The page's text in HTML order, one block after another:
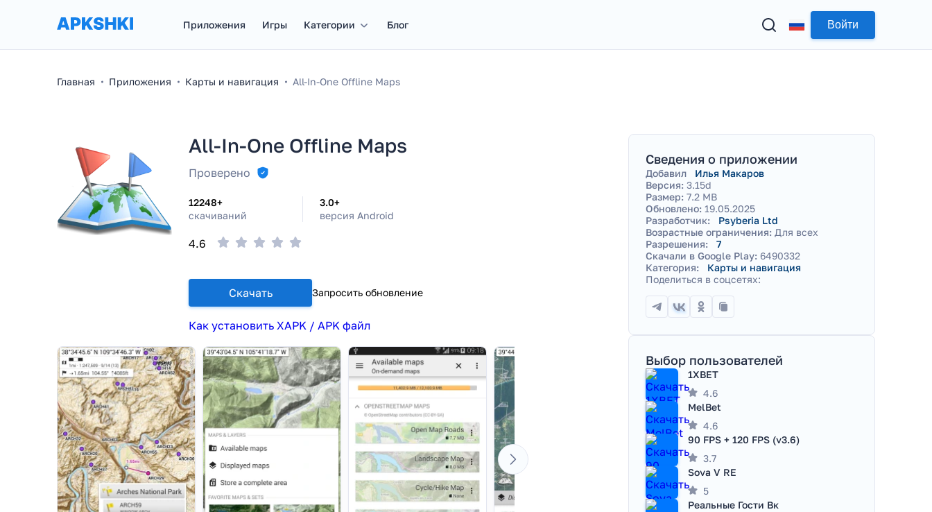
Приложения Игры Категории Блог Войти
Главная Приложения Карты и навигация All-In-One Offline Maps
All-In-One Offline Maps
Проверено
12248+
скачиваний
3.0+
версия Android
4.6
Скачать Запросить обновление
Как установить XAPK / APK файл
Сведения о приложении
Добавил
Илья Макаров
Версия: 3.15d
Размер: 7.2 MB
Обновлено: 19.05.2025
Разработчик:
Psyberia Ltd
Возрастные ограничения: Для всех
Разрешения:
7
Скачали в Google Play: 6490332
Категория:
Карты и навигация
Поделиться в соцсетях:
Выбор пользователей
1XBET
4.6
MelBet
4.6
90 FPS + 120 FPS (v3.6)
3.7
Sova V RE
5
Реальные Гости Вк